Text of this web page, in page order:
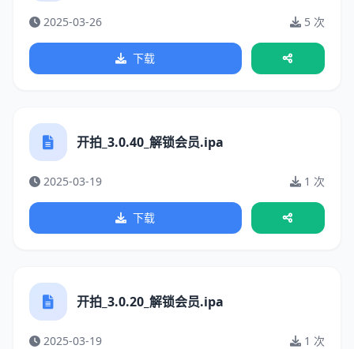
2025-03-26 5 次
下载
开拍_3.0.40_解锁会员.ipa
2025-03-19 1 次
下载
开拍_3.0.20_解锁会员.ipa
2025-03-19 1 次